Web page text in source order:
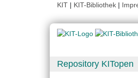
KIT | KIT-Bibliothek |
Repository KITopen